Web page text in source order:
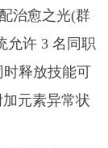
治愈之光(群
允许 3 名同职
释放技能可
元素异常状